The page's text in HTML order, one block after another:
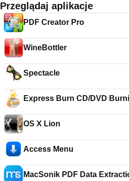
Przeglądaj aplikacje
PDF Creator Pro
WineBottler
Spectacle
Express Burn CD/DVD
OS X Lion
Access Menu
MacSonik PDF Data